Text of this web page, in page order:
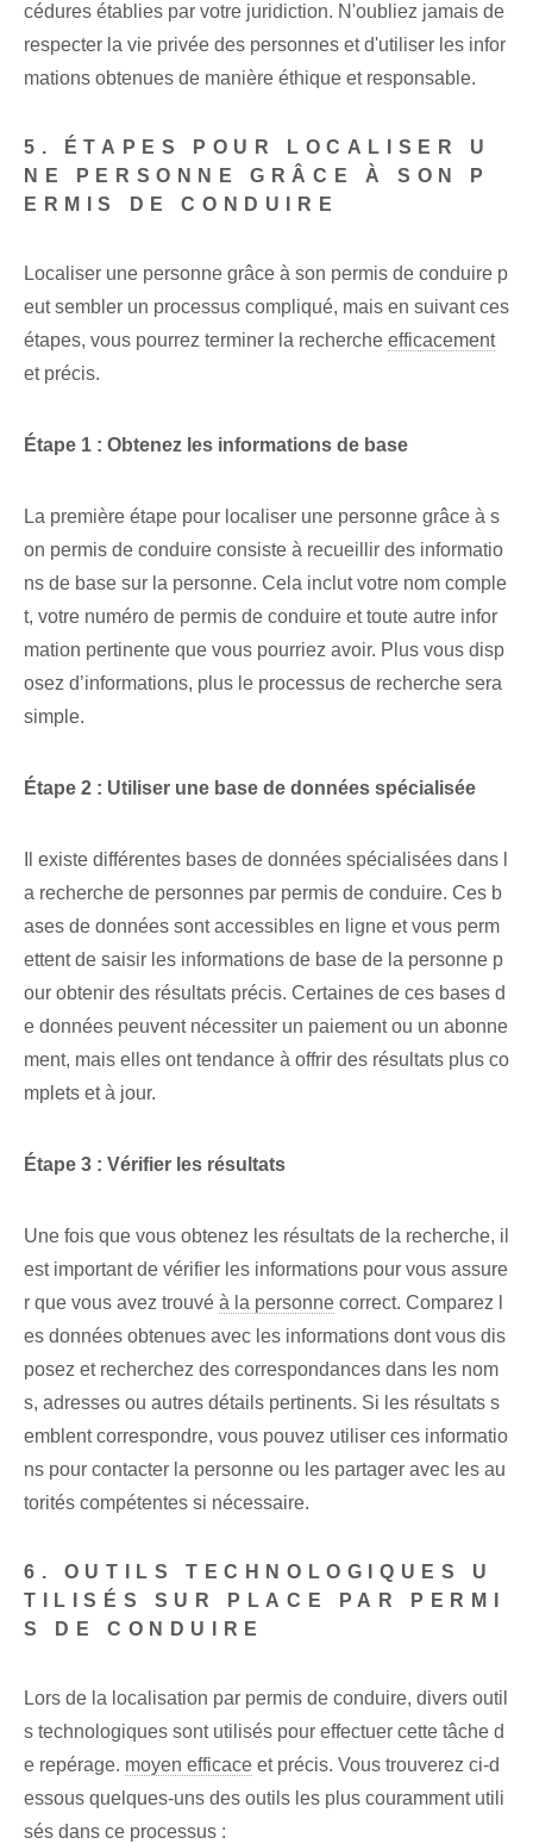
cédures établies par votre juridiction. N'oubliez jamais de
respecter la vie privée des personnes et d'utiliser les infor
mations obtenues de manière éthique et responsable.
5. ÉTAPES POUR LOCALISER U
NE PERSONNE GRÂCE À SON P
ERMIS DE CONDUIRE
Localiser une personne grâce à son permis de conduire p
eut sembler un processus compliqué, mais en suivant ces
étapes, vous pourrez terminer la recherche efficacement
et précis.
Étape 1 : Obtenez les informations de base
La première étape pour localiser une personne grâce à s
on permis de conduire consiste à recueillir des informatio
ns de base sur la personne. Cela inclut votre nom comple
t, votre numéro de permis de conduire et toute autre infor
mation pertinente que vous pourriez avoir. Plus vous disp
osez d’informations, plus le processus de recherche sera
simple.
Étape 2 : Utiliser une base de données spécialisée
Il existe différentes bases de données spécialisées dans l
a recherche de personnes par permis de conduire. Ces b
ases de données sont accessibles en ligne et vous perm
ettent de saisir les informations de base de la personne p
our obtenir des résultats précis. Certaines de ces bases d
e données peuvent nécessiter un paiement ou un abonne
ment, mais elles ont tendance à offrir des résultats plus co
mplets et à jour.
Étape 3 : Vérifier les résultats
Une fois que vous obtenez les résultats de la recherche, il
est important de vérifier les informations pour vous assure
r que vous avez trouvé à la personne correct. Comparez l
es données obtenues avec les informations dont vous dis
posez et recherchez des correspondances dans les nom
s, adresses ou autres détails pertinents. Si les résultats s
emblent correspondre, vous pouvez utiliser ces informatio
ns pour contacter la personne ou les partager avec les au
torités compétentes si nécessaire.
6. OUTILS TECHNOLOGIQUES U
TILISÉS SUR PLACE PAR PERMI
S DE CONDUIRE
Lors de la localisation par permis de conduire, divers outil
s technologiques sont utilisés pour effectuer cette tâche d
e repérage. moyen efficace et précis. Vous trouverez ci-d
essous quelques-uns des outils les plus couramment utili
sés dans ce processus :